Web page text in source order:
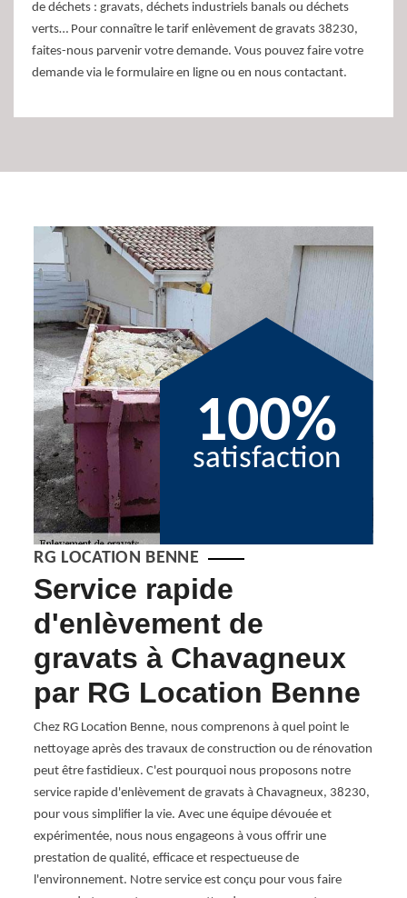
de déchets : gravats, déchets industriels banals ou déchets
verts… Pour connaître le tarif enlèvement de gravats 38230,
faites-nous parvenir votre demande. Vous pouvez faire votre
demande via le formulaire en ligne ou en nous contactant.
100%
satisfaction
RG LOCATION BENNE
Service rapide
d'enlèvement de
gravats à Chavagneux
par RG Location Benne
Chez RG Location Benne, nous comprenons à quel point le
nettoyage après des travaux de construction ou de rénovation
peut être fastidieux. C'est pourquoi nous proposons notre
service rapide d'enlèvement de gravats à Chavagneux, 38230,
pour vous simplifier la vie. Avec une équipe dévouée et
expérimentée, nous nous engageons à vous offrir une
prestation de qualité, efficace et respectueuse de
l'environnement. Notre service est conçu pour vous faire